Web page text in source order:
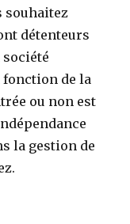
souhaitez
détenteurs
société
fonction de la
ou non est
la gestion de